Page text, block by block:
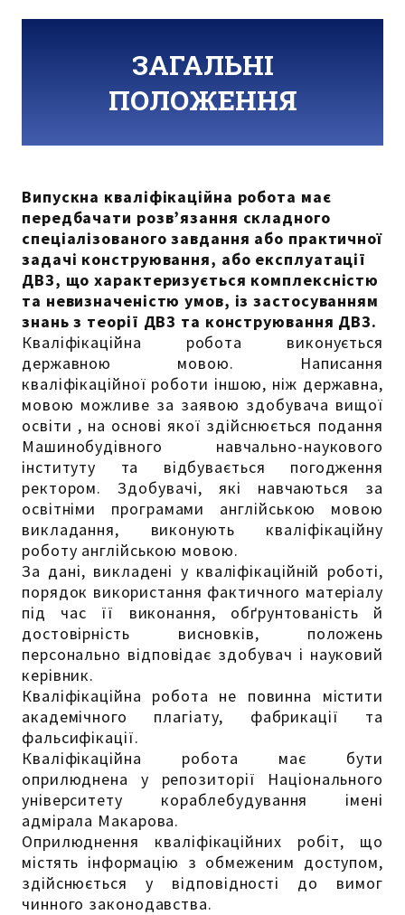
ЗАГАЛЬНІ
ПОЛОЖЕННЯ
Випускна кваліфікаційна робота має
передбачати розв’язання складного
спеціалізованого завдання або практичної
задачі конструювання, або експлуатації
ДВЗ, що характеризується комплексністю
та невизначеністю умов, із застосуванням
знань з теорії ДВЗ та конструювання ДВЗ.
Кваліфікаційна робота виконується
державною мовою. Написання
кваліфікаційної роботи іншою, ніж державна,
мовою можливе за заявою здобувача вищої
освіти , на основі якої здійснюється подання
Машинобудівного навчально-наукового
інституту та відбувається погодження
ректором. Здобувачі, які навчаються за
освітніми програмами англійською мовою
викладання, виконують кваліфікаційну
роботу англійською мовою.
За дані, викладені у кваліфікаційній роботі,
порядок використання фактичного матеріалу
під час її виконання, обґрунтованість й
достовірність висновків, положень
персонально відповідає здобувач і науковий
керівник.
Кваліфікаційна робота не повинна містити
академічного плагіату, фабрикації та
фальсифікації.
Кваліфікаційна робота має бути
оприлюднена у репозиторії Національного
університету кораблебудування імені
адмірала Макарова.
Оприлюднення кваліфікаційних робіт, що
містять інформацію з обмеженим доступом,
здійснюється у відповідності до вимог
чинного законодавства.